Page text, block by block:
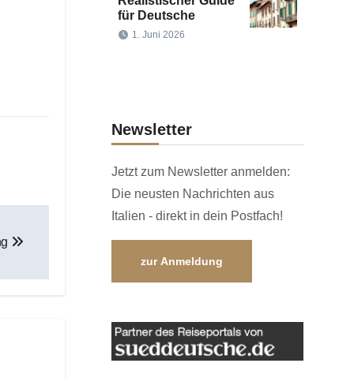
für Deutsche
1. Juni 2026
Newsletter
Jetzt zum Newsletter anmelden:
Die neusten Nachrichten aus
Italien - direkt in dein Postfach!
zur Anmeldung